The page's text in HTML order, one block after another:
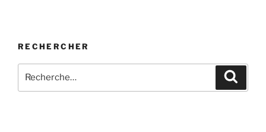
RECHERCHER
pour